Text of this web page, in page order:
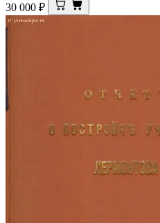
30 000 ₽